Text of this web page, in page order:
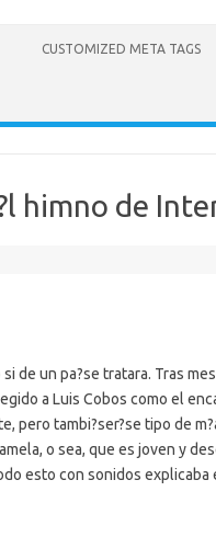
CUSTOMIZED META TAGS
himno de
de un pa?se tratara. Tras
a Luis Cobos como el
pero tambi?ser?se tipo de
o sea, que es joven y
esto con sonidos